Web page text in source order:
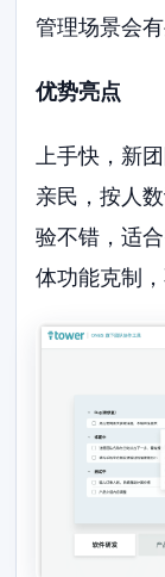
管理场景会有
优势亮点
上手快，新
亲民，按人
验不错，适
体功能克制